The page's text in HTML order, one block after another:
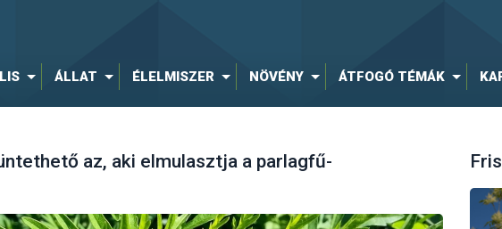
ÁLLAT ÉLELMISZER NÖVÉNY ÁTFOGÓ TÉMÁK
az, aki elmulasztja a parlagfű-